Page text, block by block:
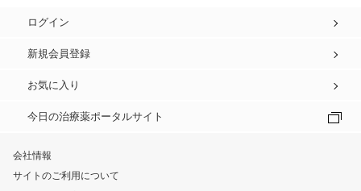
ログイン
新規会員登録
お気に入り
今日の治療薬ポータルサイト
会社情報
サイトのご利用について